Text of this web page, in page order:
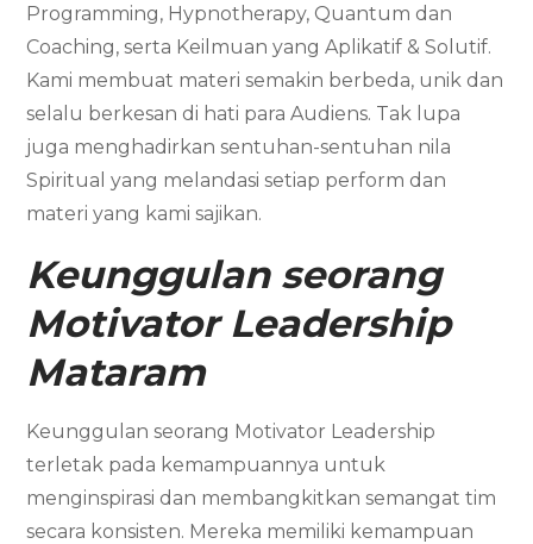
Programming, Hypnotherapy, Quantum dan
Coaching, serta Keilmuan yang Aplikatif & Solutif.
Kami membuat materi semakin berbeda, unik dan
selalu berkesan di hati para Audiens. Tak lupa
juga menghadirkan sentuhan-sentuhan nila
Spiritual yang melandasi setiap perform dan
materi yang kami sajikan.
Keunggulan seorang
Motivator Leadership
Mataram
Keunggulan seorang Motivator Leadership
terletak pada kemampuannya untuk
menginspirasi dan membangkitkan semangat tim
secara konsisten. Mereka memiliki kemampuan